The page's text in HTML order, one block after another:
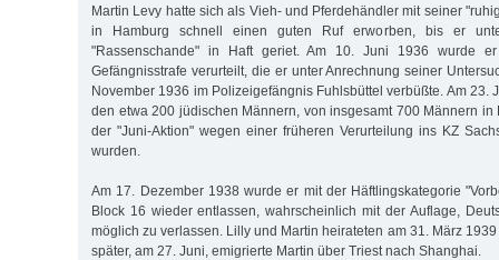
Martin Levy hatte sich als Vieh- und Pferdehändler mit seiner
in Hamburg schnell einen guten Ruf erworben, bis er
"Rassenschande" in Haft geriet. Am 10. Juni 1936 wurde
Gefängnisstrafe verurteilt, die er unter Anrechnung seiner
November 1936 im Polizeigefängnis Fuhlsbüttel verbüßte. Am 23.
den etwa 200 jüdischen Männern, von insgesamt 700 Männern in
der "Juni-Aktion" wegen einer früheren Verurteilung ins KZ
wurden.
Am 17. Dezember 1938 wurde er mit der Häftlingskategorie
Block 16 wieder entlassen, wahrscheinlich mit der Auflage,
möglich zu verlassen. Lilly und Martin heirateten am 31. März
später, am 27. Juni, emigrierte Martin über Triest nach Shanghai.